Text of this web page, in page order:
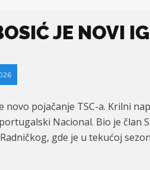
JE NOVI
novo pojačanje TSC-a. Krilni
Nacional. Bio je član
gde je u tekućoj